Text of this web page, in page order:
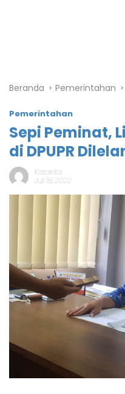
Beranda Pemerintahan
Pemerintahan
Sepi Peminat,
di DPUPR
Katakita
Juli 18, 2022